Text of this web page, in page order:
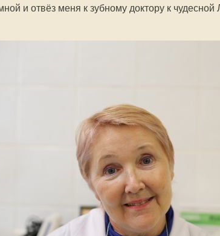
и отвёз меня к зубному доктору к